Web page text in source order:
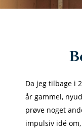
Da jeg tilbage i
år gammel,
prøve noget
impulsiv idé